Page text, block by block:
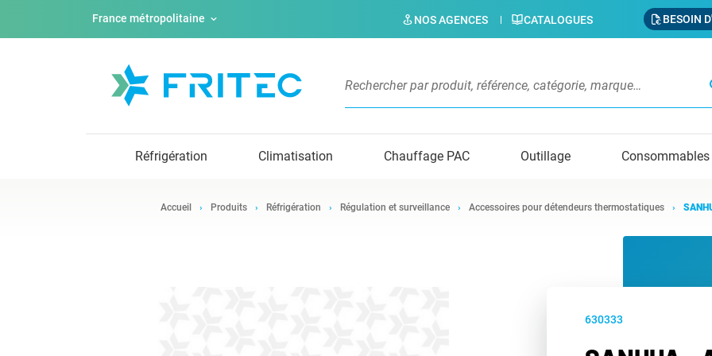
France métropolitaine NOS AGENCES CATALOGUES BESOIN
Réfrigération Climatisation Chauffage PAC Outillage Consommables
Accueil Produits Réfrigération Régulation et surveillance Accessoires pour détendeurs thermostatiques
630333